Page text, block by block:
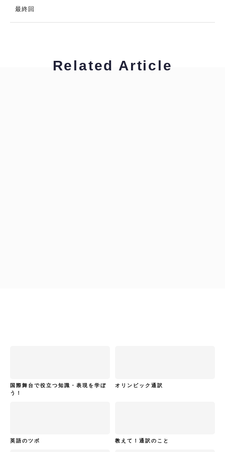
最終回
Related Article
国際舞台で役立つ知識・表現を学ぼ
う！
オリンピック通訳
英語のツボ 教えて！通訳のこと